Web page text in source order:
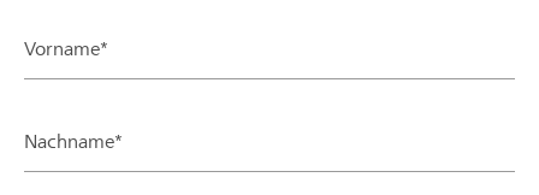
Vorname*
Nachname*